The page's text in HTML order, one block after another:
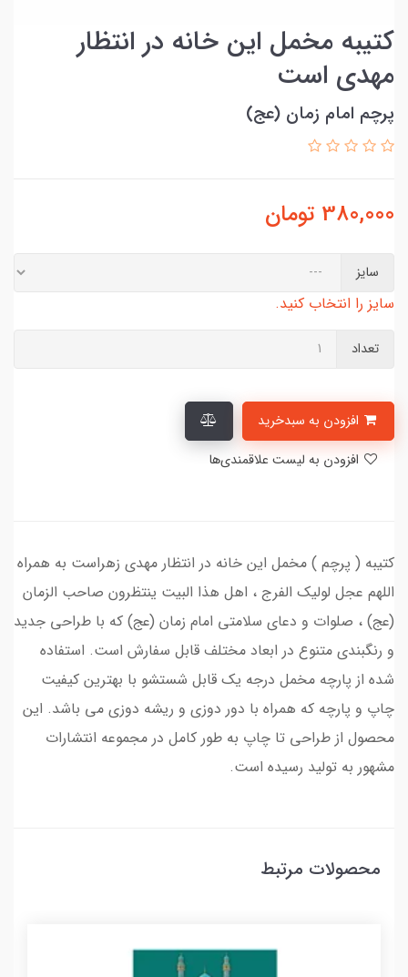
کتیبه مخمل این خانه در انتظار
مهدی است
پرچم امام زمان (عج)
380,000 تومان
سایز
سایز را انتخاب کنید.
تعداد
کتیبه ( پرچم ) مخمل این خانه در انتظار مهدی زهراست به همراه
اللهم عجل لولیک الفرج ، اهل هذا البیت ینتظرون صاحب الزمان
(عج) ، صلوات و دعای سلامتی امام زمان (عج) که با طراحی جدید
و رنگبندی متنوع در ابعاد مختلف قابل سفارش است. استفاده
شده از پارچه مخمل درجه یک قابل شستشو با بهترین کیفیت
چاپ و پارچه که همراه با دور دوزی و ریشه دوزی می باشد. این
محصول از طراحی تا چاپ به طور کامل در مجموعه انتشارات
مشهور به تولید رسیده است.
محصولات مرتبط